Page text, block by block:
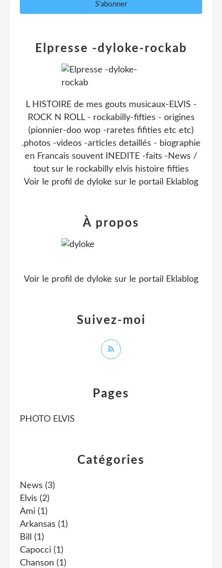
Catégories
News (3)
Elvis (2)
Ami (1)
Arkansas (1)
Bill
(1)
Capocci (1)
Chanson (1)
Pages
PHOTO ELVIS
Elpresse -dyloke-rockab
L HISTOIRE de mes gouts musicaux-ELVIS -
ROCK N ROLL - rockabilly-fifties - origines
(pionnier-doo wop -raretes fifities etc etc)
.photos -videos -articles detaillés - biographie
en Francais souvent INEDITE -faits -News /
tout sur le rockabilly elvis histoire fifties
Voir le profil de dyloke sur le portail Eklablog
Suivez-moi
À propos
Voir le profil de dyloke sur le portail Eklablog